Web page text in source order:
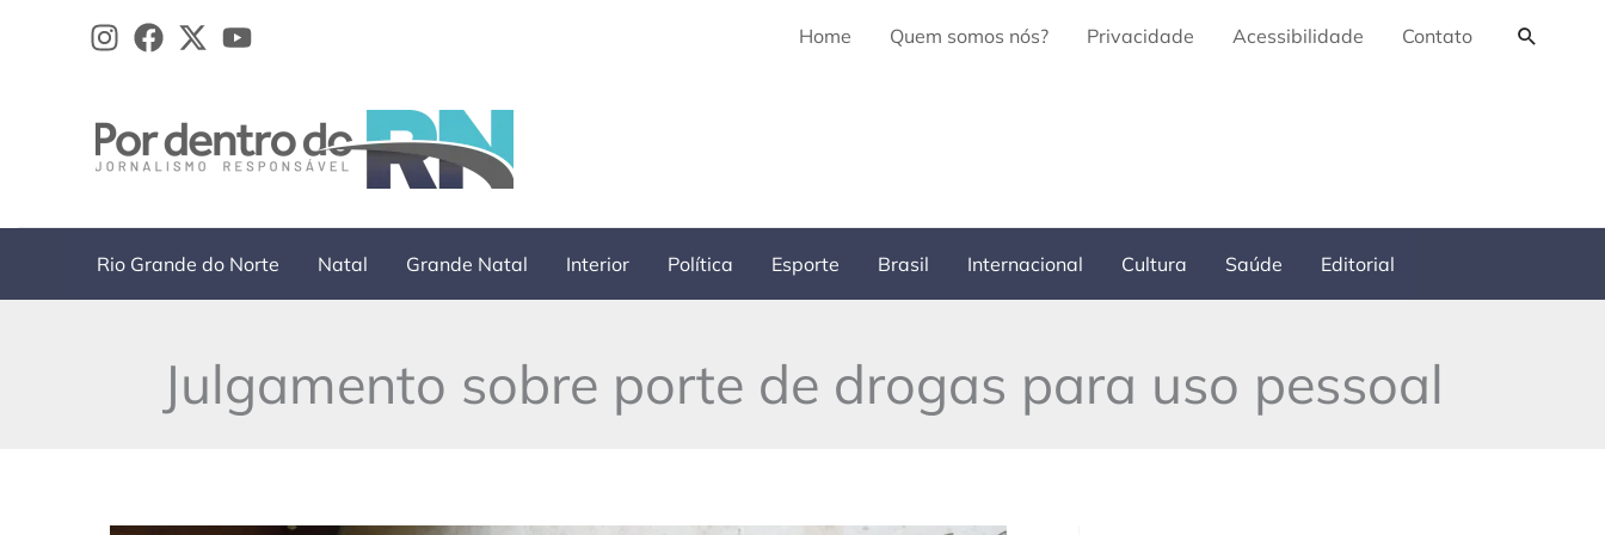
Home Quem somos nós? Privacidade Acessibilidade Contato
Rio Grande do Norte Natal Grande Natal Interior Política Esporte Brasil Internacional Cultura Saúde Editorial
Julgamento sobre porte de drogas para uso pessoal